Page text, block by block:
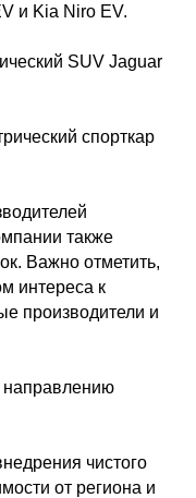
и Kia Niro EV.
SUV Jaguar
спорткар
также
Важно отметить,
интереса к
производители и
направлению
чистого
от региона и